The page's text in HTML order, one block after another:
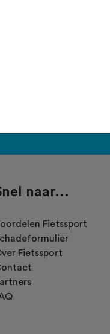
geopend vanaf
het
naar...
Fietssport
Fietssport